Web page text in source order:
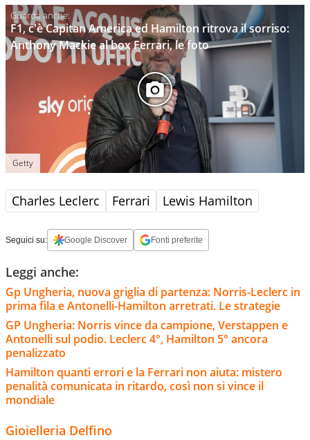
F1, c'è Capitan America ed Hamilton ritrova il sorriso:
Anthony Mackie al box Ferrari, le foto
Getty
Charles Leclerc Ferrari Lewis Hamilton
Seguici su: Google Discover Fonti preferite
Leggi anche:
Gp Ungheria, nuova griglia di partenza: Norris-Leclerc in
prima fila e Antonelli-Hamilton arretrati. Le strategie
GP Ungheria: Norris vince da campione, Verstappen e
Antonelli sul podio. Leclerc 4°, Hamilton 5° ancora
penalizzato
Hamilton quanti errori e la Ferrari non aiuta: mistero
penalità comunicata in ritardo, così non si vince il
mondiale
Gioielleria Delfino